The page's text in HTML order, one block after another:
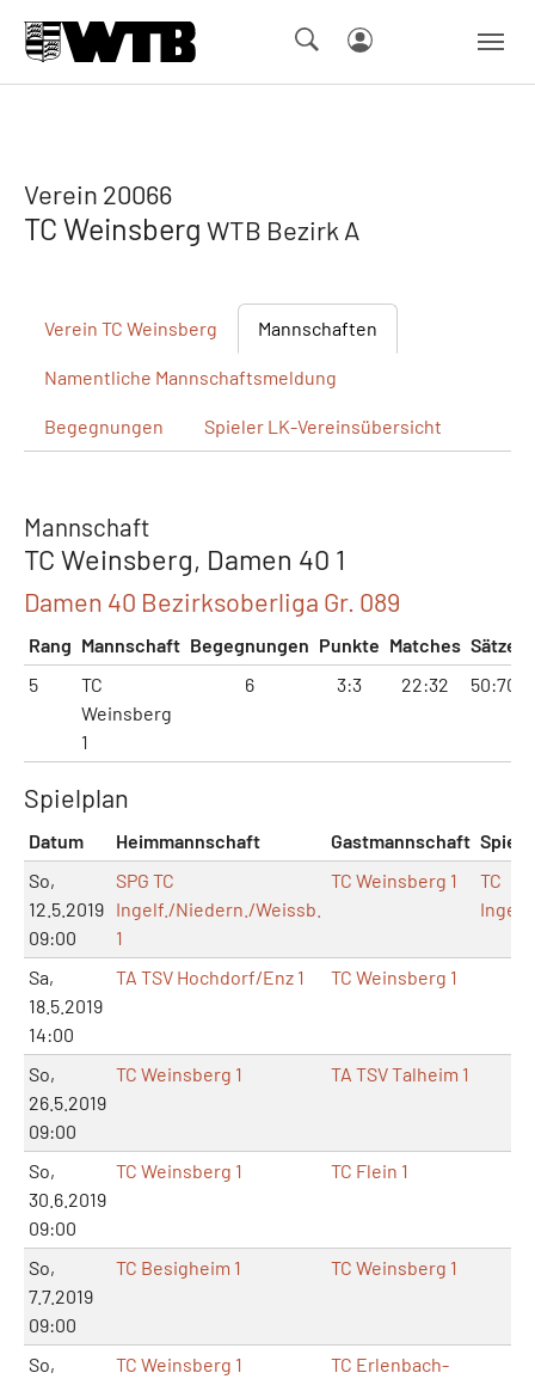
Verein 20066
TC Weinsberg WTB Bezirk A
Verein TC Weinsberg Mannschaften
Namentliche Mannschaftsmeldung
Begegnungen Spieler LK-Vereinsübersicht
Mannschaft
TC Weinsberg, Damen 40 1
Damen 40 Bezirksoberliga Gr. 089
Rang Mannschaft Begegnungen Punkte Matches Sätze
5
TC
Weinsberg
1
6 3:3 22:32 50:70
Spielplan
Datum Heimmannschaft Gastmannschaft
So,
12.5.2019
09:00
SPG TC
Ingelf./Niedern./Weissb.
1
TC Weinsberg 1
TC
Sa,
18.5.2019
14:00
TA TSV Hochdorf/Enz 1 TC Weinsberg 1
So,
26.5.2019
09:00
TC Weinsberg 1 TA TSV Talheim 1
So,
30.6.2019
09:00
TC Weinsberg 1 TC Flein 1
So,
7.7.2019
09:00
TC Besigheim 1 TC Weinsberg 1
So,
TC Weinsberg 1
TC Erlenbach-